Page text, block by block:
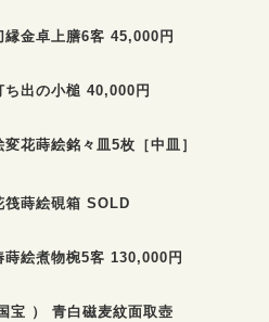
縁金卓上膳6客 45,000円
ち出の小槌 40,000円
変花蒔絵銘々皿5枚［中皿］
筏蒔絵硯箱 SOLD
蒔絵煮物椀5客 130,000円
） 青白磁麦紋面取壺